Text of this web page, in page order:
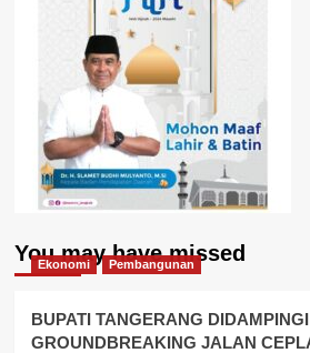
You may have missed
Ekonomi Pembangunan
BUPATI TANGERANG
GROUNDBREAKING JALAN